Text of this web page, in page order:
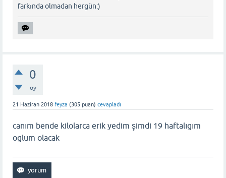
farkında olmadan hergün:)
0
oy
21 Haziran 2018 feyza (305 puan) cevapladı
canım bende kilolarca erik yedim şimdi 19 haftalıgım
oglum olacak